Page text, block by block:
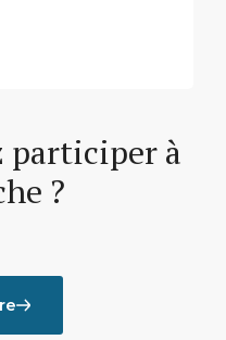
participer à
?